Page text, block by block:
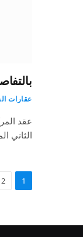
عقارات
عقد
الثاني
1
2